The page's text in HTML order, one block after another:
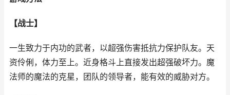
【战士】
一生致力于内功的武者，以超强伤害抵抗力保护队友。天
资伶俐，体力至上。近身格斗上直接发出超强破坏力。魔
法师的魔法的克星，团队的领导者，能有效的威胁对方。